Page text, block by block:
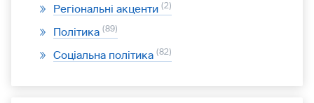
Регіональні акценти 2
Політика 89
Соціальна політика 82